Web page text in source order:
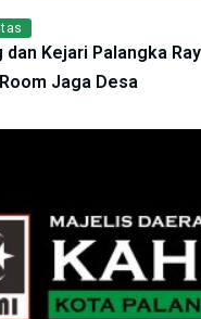
dan Kejari Palangka
Jaga Desa